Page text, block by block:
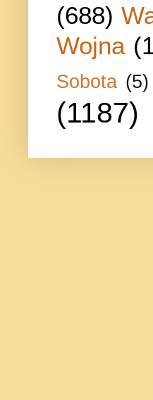
(688)
Wojna
Sobota (5)
(1187)